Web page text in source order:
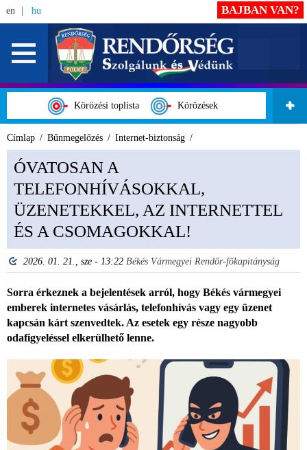
en hu
Körözési toplista Körözések
BAJBAN VAN?
Címlap Bűnmegelőzés Internet-biztonság
ÓVATOSAN A
TELEFONHÍVÁSOKKAL,
ÜZENETEKKEL, AZ INTERNETTEL
ÉS A CSOMAGOKKAL!
2026. 01. 21., sze - 13:22 Békés Vármegyei Rendőr-főkapitányság
Sorra érkeznek a bejelentések arról, hogy Békés vármegyei
emberek internetes vásárlás, telefonhívás vagy egy üzenet
kapcsán kárt szenvedtek. Az esetek egy része nagyobb
odafigyeléssel elkerülhető lenne.